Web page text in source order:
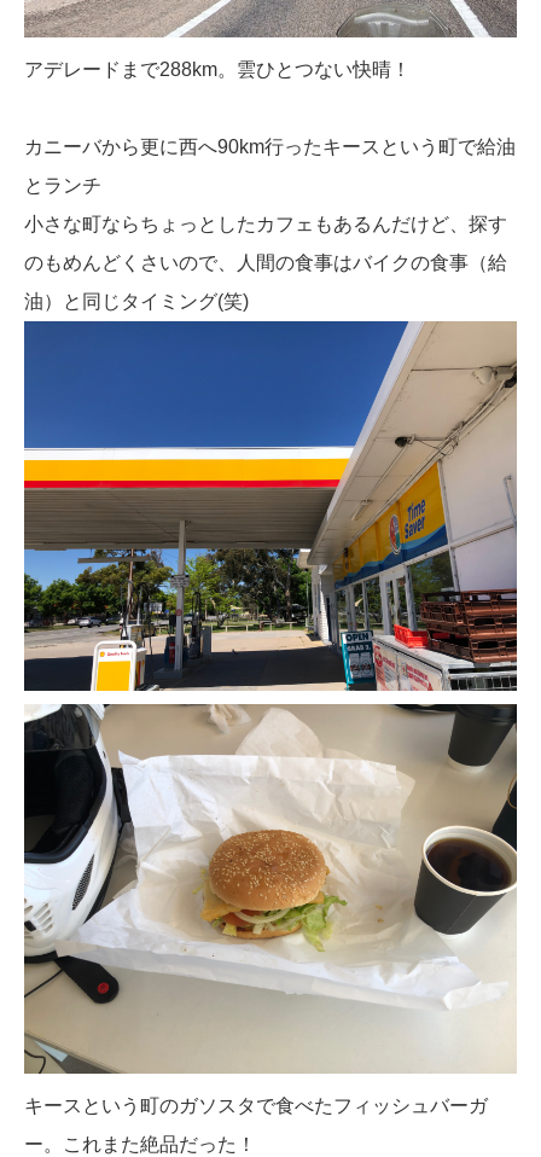
アデレードまで288km。雲ひとつない快晴！
カニーバから更に西へ90km行ったキースという町で給油
とランチ
小さな町ならちょっとしたカフェもあるんだけど、探す
のもめんどくさいので、人間の食事はバイクの食事（給
油）と同じタイミング(笑)
キースという町のガソスタで食べたフィッシュバーガ
ー。これまた絶品だった！